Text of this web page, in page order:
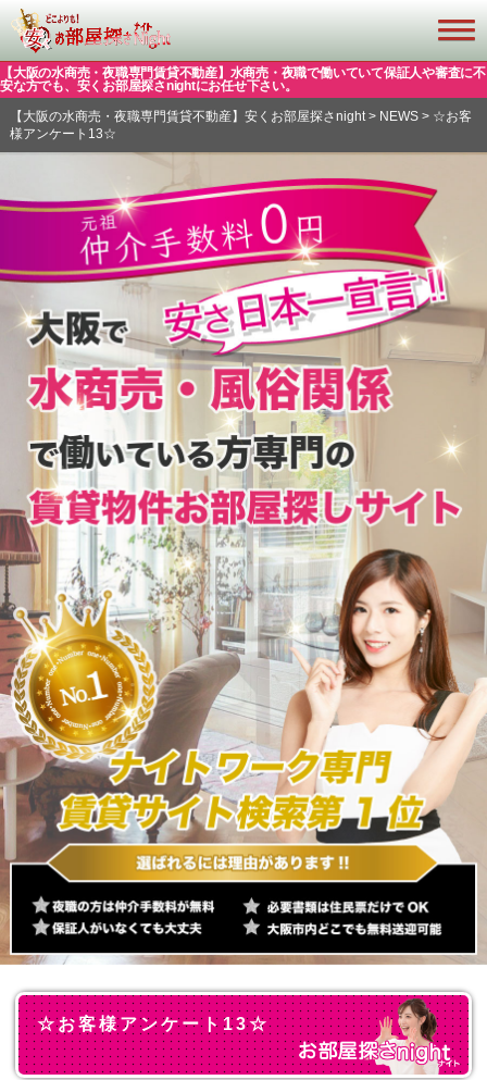
【大阪の水商売・夜職専門賃貸不動産】水商売・夜職で働いていて保証人や審査に不
安な方でも、安くお部屋探さnightにお任せ下さい。
【大阪の水商売・夜職専門賃貸不動産】安くお部屋探さnight> NEWS> ☆お客
様アンケート13☆
☆お客様アンケート13☆